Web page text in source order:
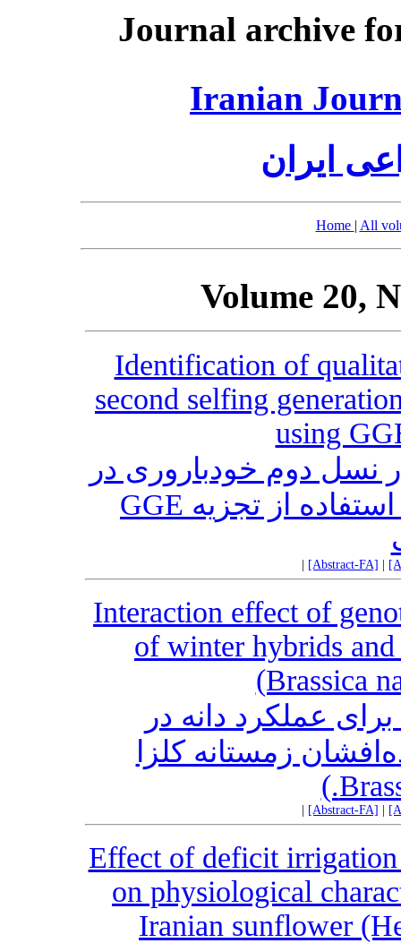
Journal archive
Iranian
ایران
Home | All
Volume 20,
Identification of
second selfing
using
نسل دوم خودباروری در
یونجه (Medicago sativa L.) با استفاده از تجزیه GGE
[Abstract-FA]
Interaction effect of
of winter hybrids
(Brassica
عملکرد دانه در
زمستانه کلزا
[Abstract-FA]
Effect of deficit irrigation
on physiological
Iranian sunflower